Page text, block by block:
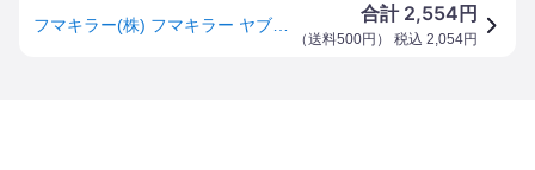
合計 2,554 円
（送料500円 ） 税込 2,054円